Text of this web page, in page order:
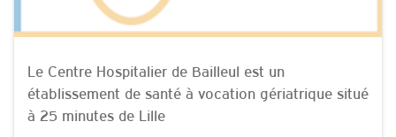
Le Centre Hospitalier de Bailleul est un
établissement de santé à vocation gériatrique situé
à 25 minutes de Lille